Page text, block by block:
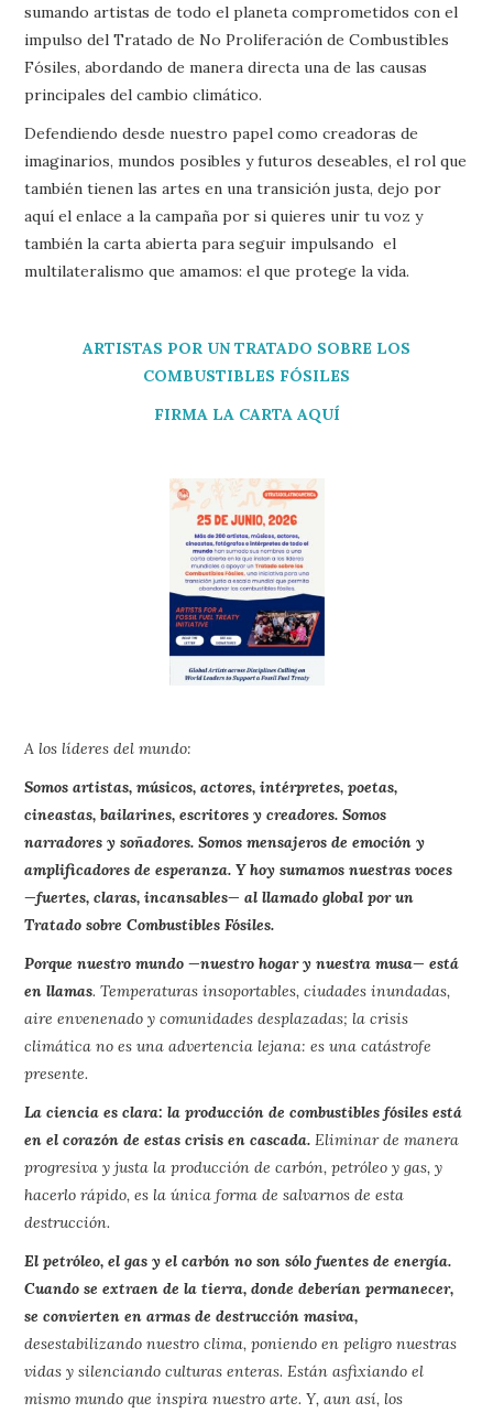
sumando artistas de todo el planeta comprometidos con el
impulso del Tratado de No Proliferación de Combustibles
Fósiles, abordando de manera directa una de las causas
principales del cambio climático.
Defendiendo desde nuestro papel como creadoras de
imaginarios, mundos posibles y futuros deseables, el rol que
también tienen las artes en una transición justa, dejo por
aquí el enlace a la campaña por si quieres unir tu voz y
también la carta abierta para seguir impulsando el
multilateralismo que amamos: el que protege la vida.
ARTISTAS POR UN TRATADO SOBRE LOS
COMBUSTIBLES FÓSILES
FIRMA LA CARTA AQUÍ
A los líderes del mundo:
Somos artistas, músicos, actores, intérpretes, poetas,
cineastas, bailarines, escritores y creadores. Somos
narradores y soñadores. Somos mensajeros de emoción y
amplificadores de esperanza. Y hoy sumamos nuestras voces
—fuertes, claras, incansables— al llamado global por un
Tratado sobre Combustibles Fósiles.
Porque nuestro mundo —nuestro hogar y nuestra musa— está
en llamas. Temperaturas insoportables, ciudades inundadas,
aire envenenado y comunidades desplazadas; la crisis
climática no es una advertencia lejana: es una catástrofe
presente.
La ciencia es clara: la producción de combustibles fósiles está
en el corazón de estas crisis en cascada. Eliminar de manera
progresiva y justa la producción de carbón, petróleo y gas, y
hacerlo rápido, es la única forma de salvarnos de esta
destrucción.
El petróleo, el gas y el carbón no son sólo fuentes de energía.
Cuando se extraen de la tierra, donde deberían permanecer,
se convierten en armas de destrucción masiva,
desestabilizando nuestro clima, poniendo en peligro nuestras
vidas y silenciando culturas enteras. Están asfixiando el
mismo mundo que inspira nuestro arte. Y, aun así, los